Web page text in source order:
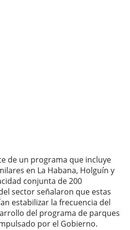
de un programa que incluye
en La Habana, Holguín y
conjunta de 200
sector señalaron que estas
estabilizar la frecuencia del
del programa de parques
por el Gobierno.